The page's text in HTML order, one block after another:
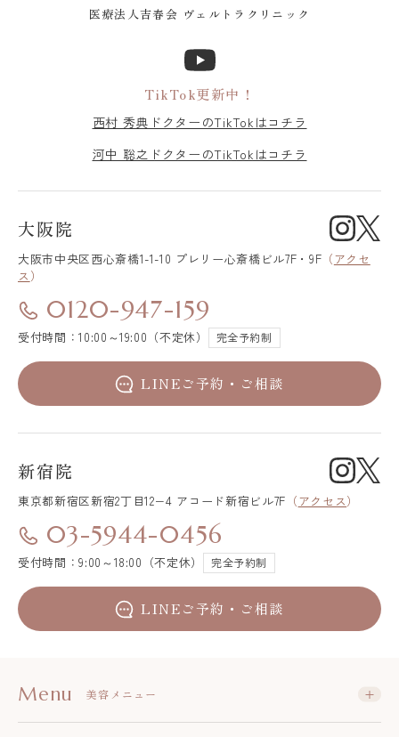
医療法人吉春会 ヴェルトラクリニック
TikTok更新中！
西村 秀典ドクターのTikTokはコチラ
河中 聡之ドクターのTikTokはコチラ
大阪院
大阪市中央区西心斎橋1-1-10 プレリー心斎橋ビル7F・9F （アクセ
ス ）
0120-947-159
受付時間：10:00～19:00（不定休） 完全予約制
LINEご予約・ご相談
新宿院
東京都新宿区新宿2丁目12−4 アコード新宿ビル7F （アクセス）
03-5944-0456
受付時間：9:00～18:00（不定休） 完全予約制
LINEご予約・ご相談
Menu 美容メニュー